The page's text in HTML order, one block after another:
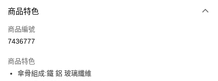
信用卡一次付款
超商取貨付款
Apple Pay
商品特色
商品編號
7436777
商品特色
傘骨組成:鐵 鋁 玻璃纖維